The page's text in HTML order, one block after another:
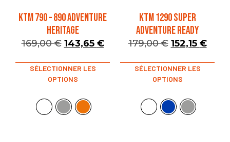
KTM 790 – 890 ADVENTURE
HERITAGE
169,00€ 143,65 €
SÉLECTIONNER LES
OPTIONS
KTM 1290 SUPER
ADVENTURE READY
179,00€ 152,15 €
SÉLECTIONNER LES
OPTIONS